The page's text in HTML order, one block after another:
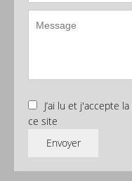
J’ai lu et j'accepte la
ce site
Envoyer